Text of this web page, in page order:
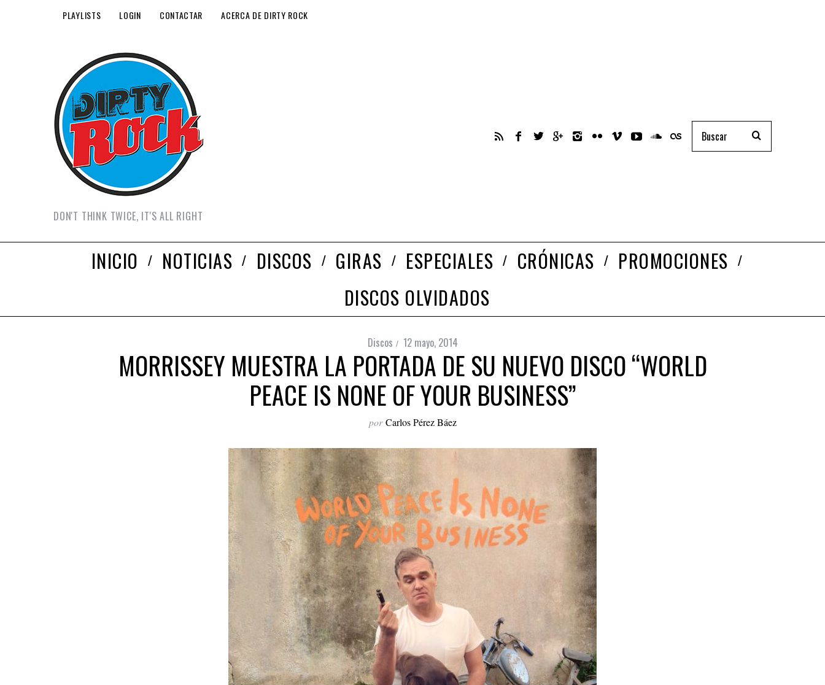
PLAYLISTS LOGIN CONTACTAR ACERCA DE DIRTY ROCK
DON'T THINK TWICE, IT'S ALL RIGHT
INICIO NOTICIAS DISCOS GIRAS ESPECIALES CRÓNICAS
PROMOCIONES
DISCOS OLVIDADOS
Discos 12 mayo, 2014
MORRISSEY MUESTRA LA PORTADA DE SU NUEVO DISCO “WORLD
PEACE IS NONE OF YOUR BUSINESS”
por Carlos Pérez Báez